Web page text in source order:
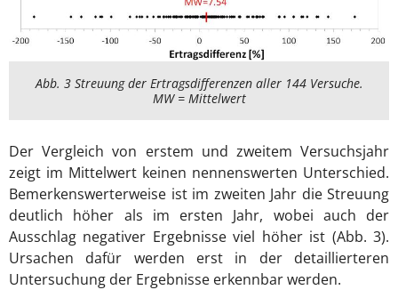
Abb. 3 Streuung der Ertragsdifferenzen aller 144 Versuche.
MW = Mittelwert
Der Vergleich von erstem und zweitem Versuchsjahr
zeigt im Mittelwert keinen nennenswerten Unterschied.
Bemerkenswerterweise ist im zweiten Jahr die Streuung
deutlich höher als im ersten Jahr, wobei auch der
Ausschlag negativer Ergebnisse viel höher ist (Abb. 3).
Ursachen dafür werden erst in der detaillierteren
Untersuchung der Ergebnisse erkennbar werden.